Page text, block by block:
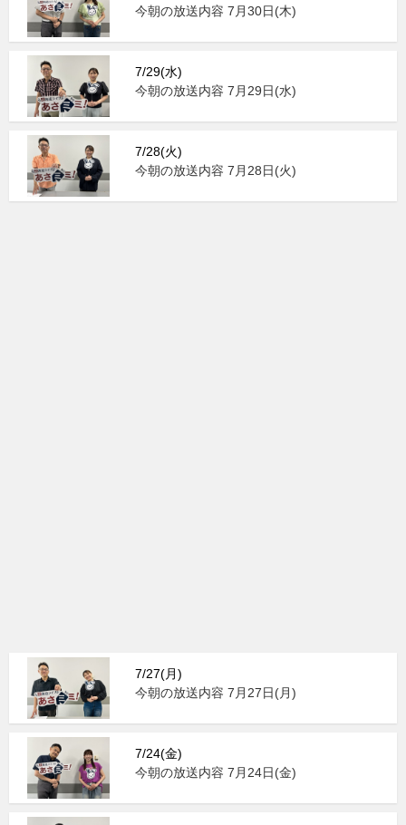
今朝の放送内容 7月30日(木)
7/29(水)
今朝の放送内容 7月29日(水)
7/28(火)
今朝の放送内容 7月28日(火)
7/27(月)
今朝の放送内容 7月27日(月)
7/24(金)
今朝の放送内容 7月24日(金)